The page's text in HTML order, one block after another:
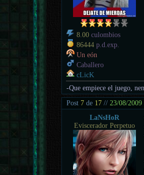
8.00 culombios
86444 p.d.exp.
Un eón
Caballero
cLicK
-Que empiece el juego,
Post 7 de 17 //23/08/2009
LaNsHoR
Eviscerador Perpetuo